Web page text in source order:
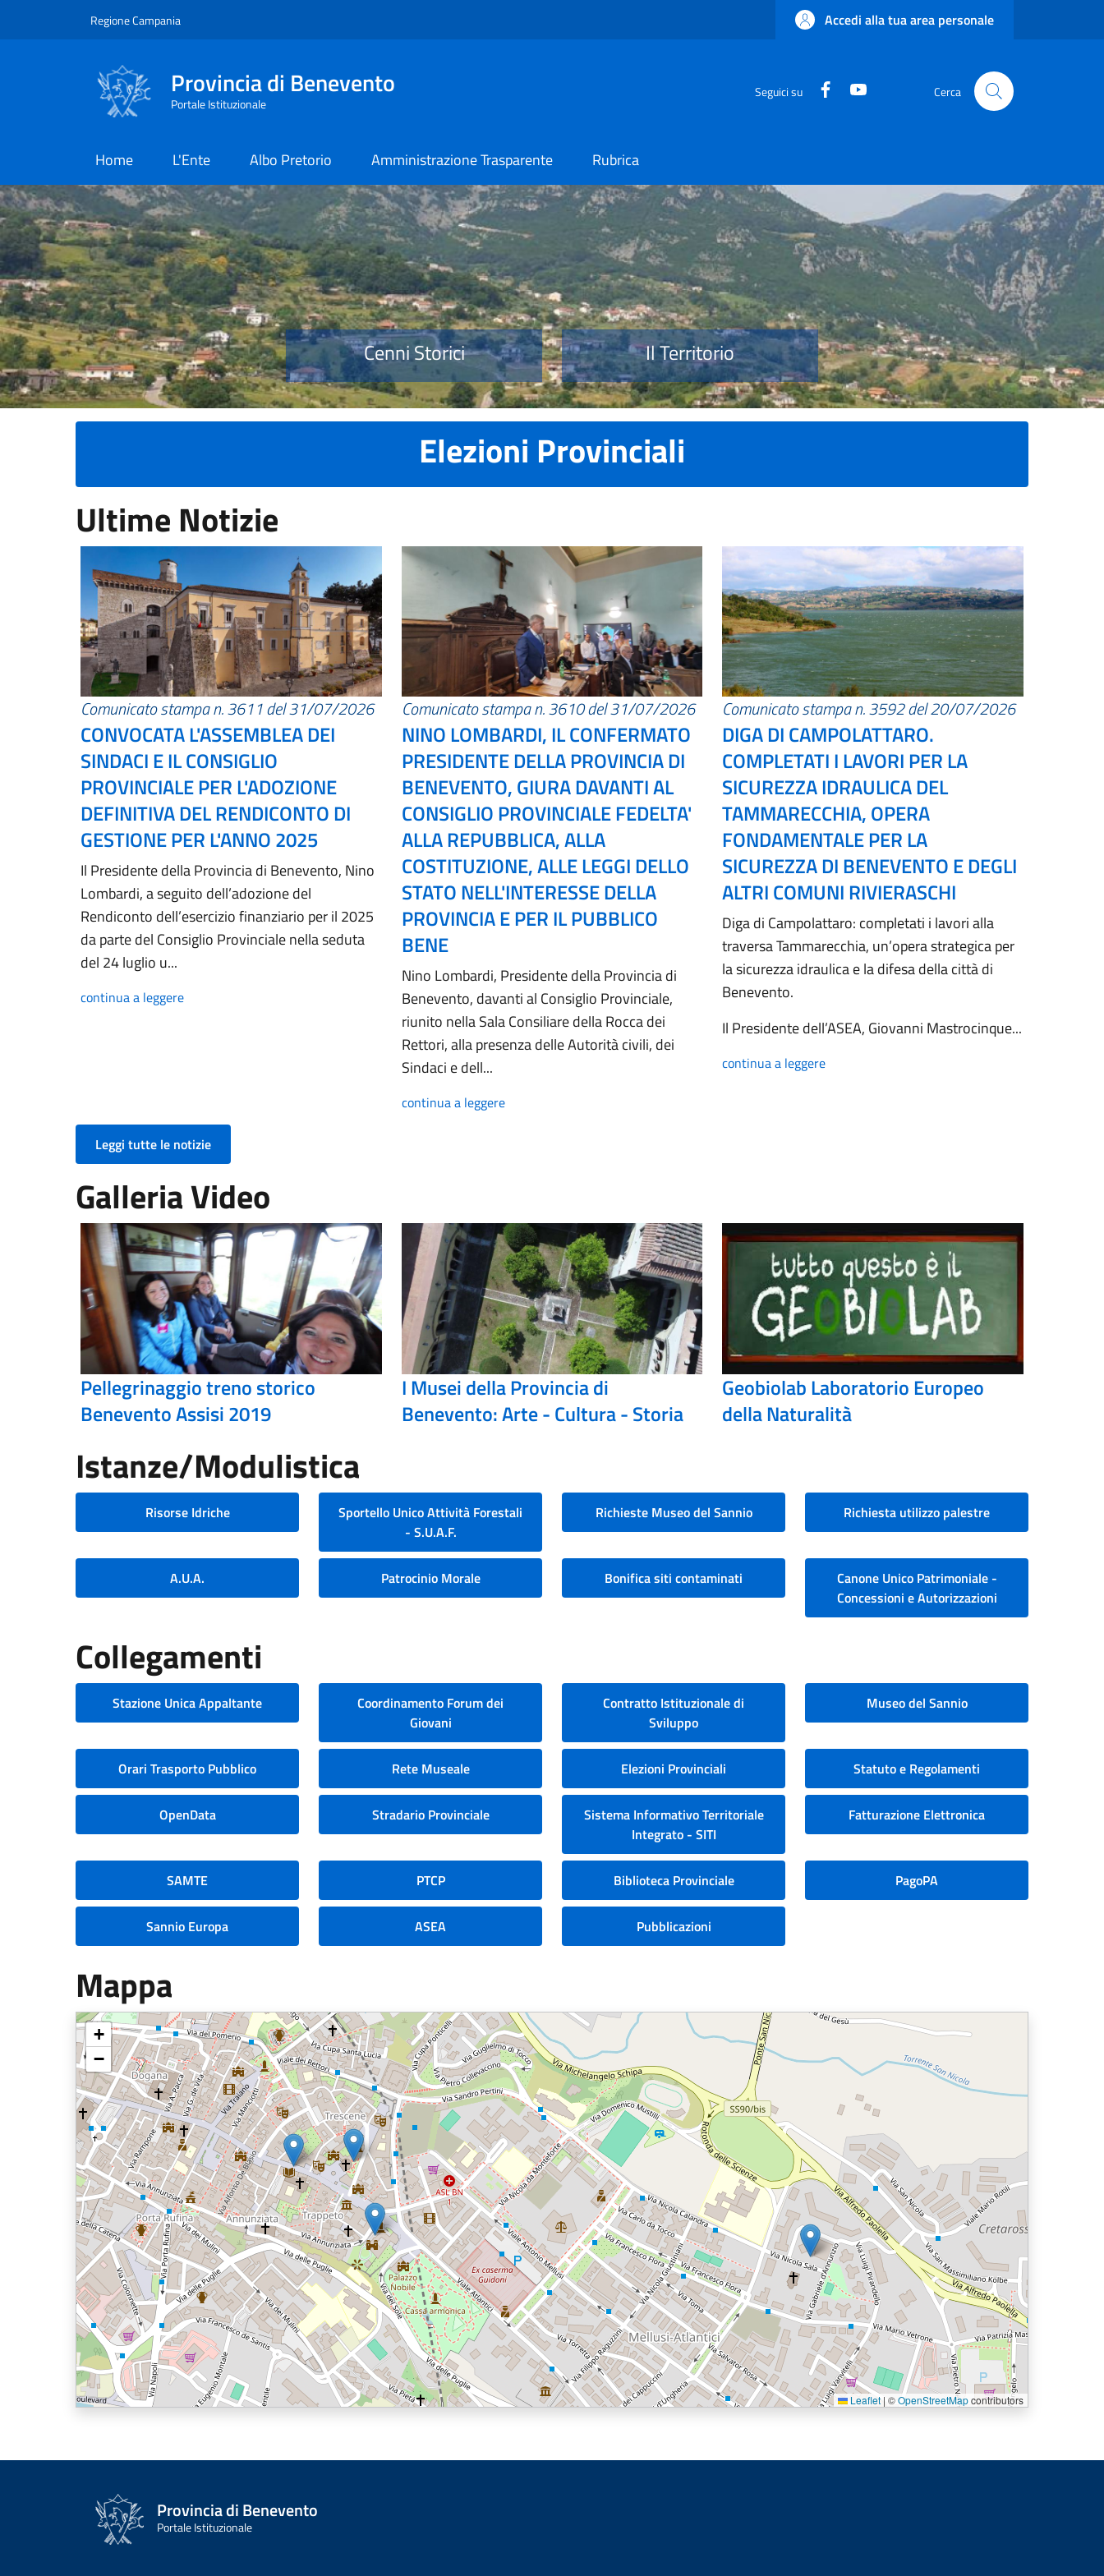
Regione Campania Accedi alla tua area personale
Provincia di Benevento
Portale Istituzionale
Seguici su Facebook Cerca
Home L'Ente Albo Pretorio Amministrazione Trasparente Rubrica
Provincia di Benevento
Cenni Storici Il Territorio
Elezioni Provinciali
Ultime Notizie
Comunicato stampa n. 3611 del 31/07/2026
CONVOCATA L'ASSEMBLEA DEI
SINDACI E IL CONSIGLIO
PROVINCIALE PER L'ADOZIONE
DEFINITIVA DEL RENDICONTO DI
GESTIONE PER L'ANNO 2025
Il Presidente della Provincia di Benevento, Nino
Lombardi, a seguito dell’adozione del
Rendiconto dell’esercizio finanziario per il 2025
da parte del Consiglio Provinciale nella seduta
del 24 luglio u...
continua a leggere
Comunicato stampa n. 3610 del 31/07/2026
NINO LOMBARDI, IL CONFERMATO
PRESIDENTE DELLA PROVINCIA DI
BENEVENTO, GIURA DAVANTI AL
CONSIGLIO PROVINCIALE FEDELTA'
ALLA REPUBBLICA, ALLA
COSTITUZIONE, ALLE LEGGI DELLO
STATO NELL'INTERESSE DELLA
PROVINCIA E PER IL PUBBLICO
BENE
Nino Lombardi, Presidente della Provincia di
Benevento, davanti al Consiglio Provinciale,
riunito nella Sala Consiliare della Rocca dei
Rettori, alla presenza delle Autorità civili, dei
Sindaci e dell...
continua a leggere
Comunicato stampa n. 3592 del 20/07/2026
DIGA DI CAMPOLATTARO.
COMPLETATI I LAVORI PER LA
SICUREZZA IDRAULICA DEL
TAMMARECCHIA, OPERA
FONDAMENTALE PER LA
SICUREZZA DI BENEVENTO E DEGLI
ALTRI COMUNI RIVIERASCHI
Diga di Campolattaro: completati i lavori alla
traversa Tammarecchia, un’opera strategica per
la sicurezza idraulica e la difesa della città di
Benevento.
Il Presidente dell’ASEA, Giovanni Mastrocinque...
continua a leggere
Leggi tutte le notizie
Galleria Video
Pellegrinaggio treno storico
Benevento Assisi 2019
I Musei della Provincia di
Benevento: Arte - Cultura - Storia
Geobiolab Laboratorio Europeo
della Naturalità
Istanze/Modulistica
Risorse Idriche
Sportello Unico Attività Forestali
- S.U.A.F.
Richieste Museo del Sannio Richiesta utilizzo palestre
A.U.A. Patrocinio Morale Bonifica siti contaminati
Canone Unico Patrimoniale -
Concessioni e Autorizzazioni
Collegamenti
Stazione Unica Appaltante
Coordinamento Forum dei
Giovani
Contratto Istituzionale di
Sviluppo
Museo del Sannio
Orari Trasporto Pubblico Rete Museale Elezioni Provinciali Statuto e Regolamenti
OpenData Stradario Provinciale
Sistema Informativo Territoriale
Integrato - SITI
Fatturazione Elettronica
SAMTE PTCP Biblioteca Provinciale PagoPA
Sannio Europa ASEA Pubblicazioni
Mappa
+
−
Leaflet | ©OpenStreetMapcontributors
Provincia di Benevento
Portale Istituzionale